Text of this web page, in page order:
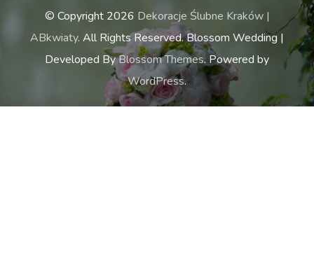
© Copyright 2026 Dekoracje Ślubne Kraków |
ABkwiaty. All Rights Reserved.Blossom Wedding |
Developed ByBlossom Themes. Powered by
WordPress.